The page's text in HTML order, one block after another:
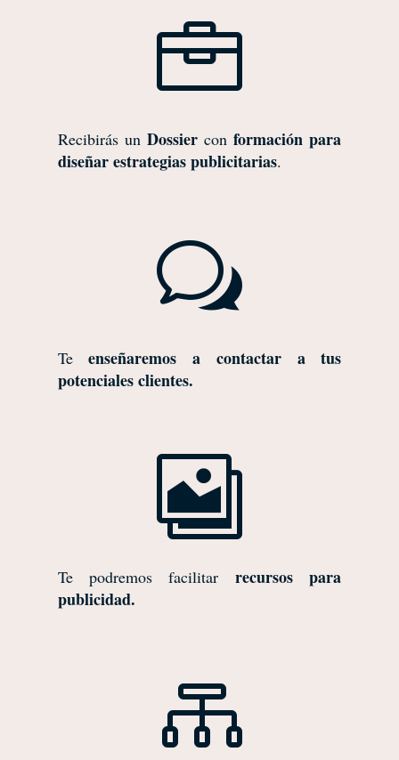

Recibirás un Dossierconformación para
diseñar estrategias publicitarias.
w
Teenseñaremos a contactar a tus
potenciales clientes.

Te podremos facilitar recursos para
publicidad.
